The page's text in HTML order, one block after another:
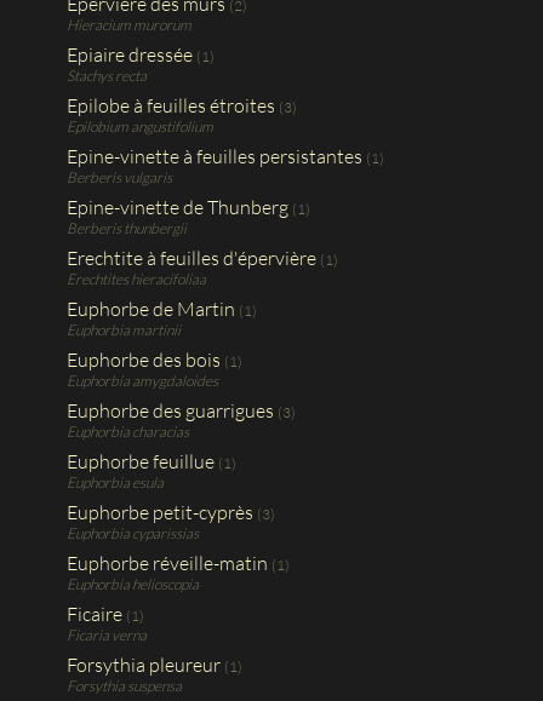
(2)
Hieracium murorum
Epiaire dressée (1)
Stachys recta
Epilobe à feuilles étroites (3)
Epilobium angustifolium
Epine-vinette à feuilles persistantes (1)
Berberis vulgaris
Epine-vinette de Thunberg (1)
Berberis thunbergii
Erechtite à feuilles d'épervière (1)
Erechtites hieracifoliaa
Euphorbe de Martin (1)
Euphorbia martinii
Euphorbe des bois (1)
Euphorbia amygdaloides
Euphorbe des guarrigues (3)
Euphorbia characias
Euphorbe feuillue (1)
Euphorbia esula
Euphorbe petit-cyprès (3)
Euphorbia cyparissias
Euphorbe réveille-matin (1)
Euphorbia helioscopia
Ficaire (1)
Ficaria verna
Forsythia pleureur (1)
Forsythia suspensa